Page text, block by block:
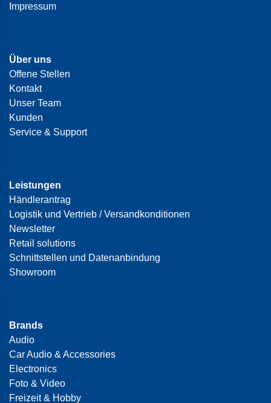
Impressum
Über uns
Offene Stellen
Kontakt
Unser Team
Kunden
Service & Support
Leistungen
Händlerantrag
Logistik und Vertrieb / Versandkonditionen
Newsletter
Retail solutions
Schnittstellen und Datenanbindung
Showroom
Brands
Audio
Car Audio & Accessories
Electronics
Foto & Video
Freizeit & Hobby